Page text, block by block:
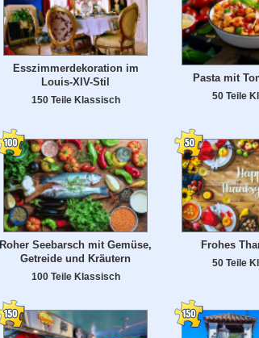
Esszimmerdekoration im
Louis-XIV-Stil
150 Teile Klassisch
Pasta mit
50 Teile
Roher Seebarsch mit Gemüse,
Getreide und Kräutern
100 Teile Klassisch
Frohes
50 Teile